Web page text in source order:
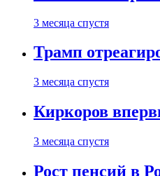
3 месяца спустя
Трамп
3 месяца спустя
Киркоров
3 месяца спустя
Рост пенсий в